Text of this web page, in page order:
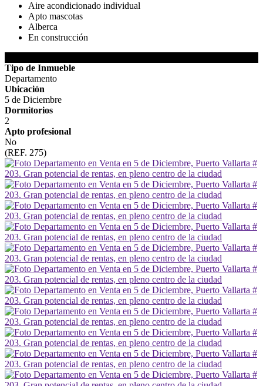
Aire acondicionado individual
Apto mascotas
Alberca
En construcción
Tipo de Inmueble
Departamento
Ubicación
5 de Diciembre
Dormitorios
2
Apto profesional
No
(REF. 275)